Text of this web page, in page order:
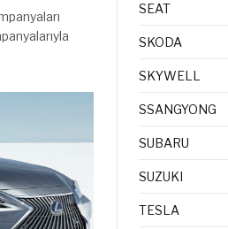
SEAT
SKODA
SKYWELL
SSANGYONG
SUBARU
SUZUKI
TESLA